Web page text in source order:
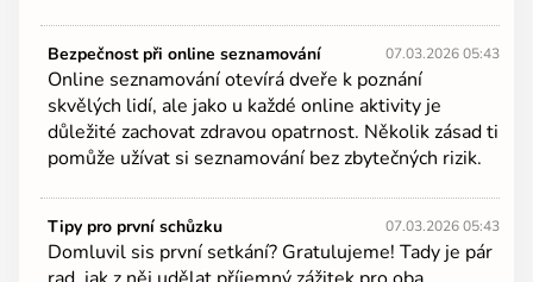
Bezpečnost při online seznamování 07.03.2026 05:43
Online seznamování otevírá dveře k poznání
skvělých lidí, ale jako u každé online aktivity je
důležité zachovat zdravou opatrnost. Několik zásad ti
pomůže užívat si seznamování bez zbytečných rizik.
Tipy pro první schůzku 07.03.2026 05:43
Domluvil sis první setkání? Gratulujeme! Tady je pár